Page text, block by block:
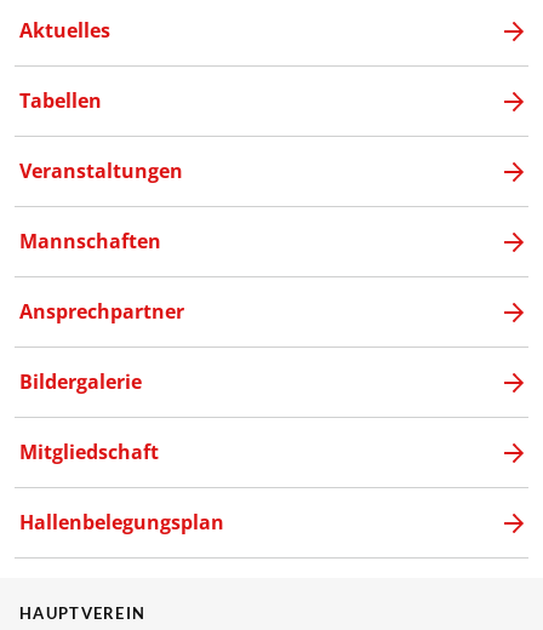
Aktuelles
Tabellen
Veranstaltungen
Mannschaften
Ansprechpartner
Bildergalerie
Mitgliedschaft
Hallenbelegungsplan
HAUPTVEREIN